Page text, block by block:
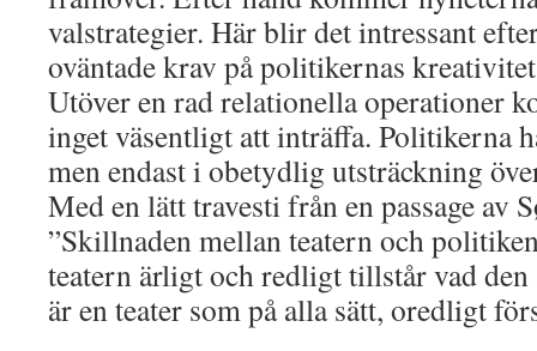
valstrategier. Här blir det intressant
oväntade krav på politikernas
Utöver en rad relationella operationer
inget väsentligt att inträffa. Politikerna
men endast i obetydlig utsträckning
Med en lätt travesti från en passage av
”Skillnaden mellan teatern och
teatern ärligt och redligt tillstår vad
är en teater som på alla sätt, oredligt